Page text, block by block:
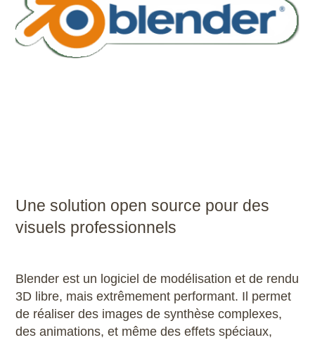
Une solution open source pour des
visuels professionnels
Blender est un logiciel de modélisation et de rendu
3D libre, mais extrêmement performant. Il permet
de réaliser des images de synthèse complexes,
des animations, et même des effets spéciaux,